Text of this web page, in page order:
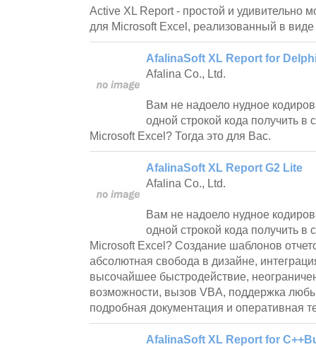
Active XL Report - простой и удивительно
для Microsoft Excel, реализованный в
AfalinaSoft XL Report for
Afalina Co., Ltd.
Вам не надоело нудное
одной строкой кода получить
Microsoft Excel? Тогда это для Вас.
AfalinaSoft XL Report G2 Lite
Afalina Co., Ltd.
Вам не надоело нудное
одной строкой кода получить
Microsoft Excel? Создание шаблонов
абсолютная свобода в дизайне,
высочайшее быстродействие,
возможности, вызов VBA, поддержка
подробная документация и оперативная
AfalinaSoft XL Report for